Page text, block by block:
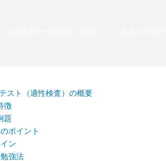
スト（適性検査）の概要
徴
題
ポイント
ン
強法